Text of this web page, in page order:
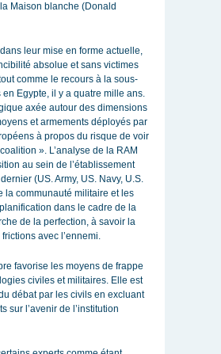
Maison blanche (Donald
leur mise en forme actuelle,
absolue et sans victimes
comme le recours à la sous-
Egypte, il y a quatre mille ans.
axée autour des dimensions
et armements déployés par
à propos du risque de voir
». L’analyse de la RAM
au sein de l’établissement
(US. Army, US. Navy, U.S.
la communauté militaire et les
dans le cadre de la
de la perfection, à savoir la
avec l’ennemi.
favorise les moyens de frappe
civiles et militaires. Elle est
débat par les civils en excluant
sur l’avenir de l’institution